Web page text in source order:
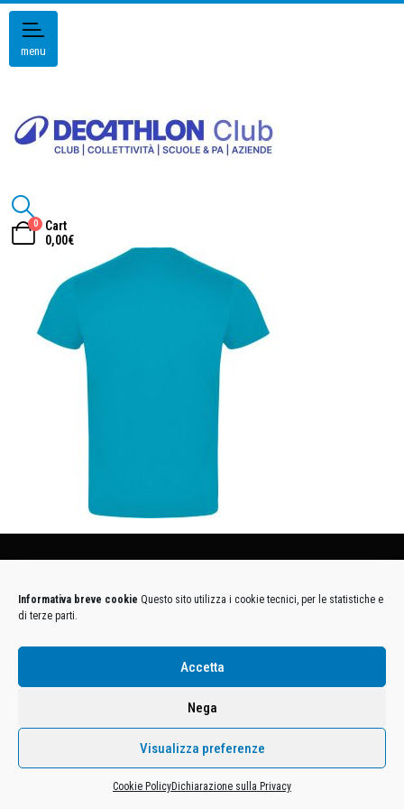
Informativa breve cookie Questo sito utilizza i cookie tecnici, per le statistiche e
di terze parti.
Accetta
Nega
Visualizza preferenze
Cookie PolicyDichiarazione sulla Privacy
menu
0
Cart
0,00€
DECATHLON ITALIA S.r.l. Unipersonale - Viale Valassina, 268 - 20851 Lissone (MB) Cap. Soc.
Euro 12.500.000 i.v. - C.F. e Iscr. Reg. Imp. Monza e Brianza 02137480964 - R.E.A. MB-1370021 -
D'Ascq, Francia Le foto dei prodotti presenti sul sito sono puramente esemplificative.